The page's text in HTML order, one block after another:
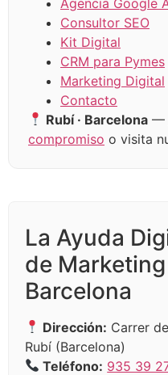
Consultor SEO
Kit Digital
CRM para Pymes
Marketing Digital
Contacto
Rubí · Barcelona —
compromiso o visita
La Ayuda
de
Barcelona
Dirección: Carrer
Rubí (Barcelona)
Teléfono: 935 39